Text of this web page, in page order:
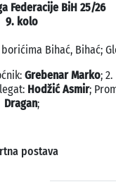
Federacije BiH 25/26
9. kolo
borićima Bihać, Bihać;
Grebenar Marko;
Hodžić Asmir;
Dragan;
postava